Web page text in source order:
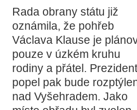
Rada obrany státu již
oznámila, že pohřeb
Václava Klause je
pouze v úzkém kruhu
rodiny a přátel.
popel pak bude
nad Vyšehradem. Jako